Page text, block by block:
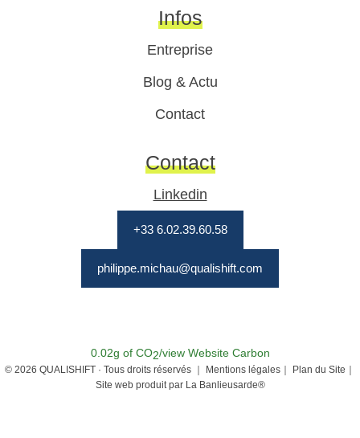
Infos
Entreprise
Blog & Actu
Contact
Contact
Linkedin
+33 6.02.39.60.58
philippe.michau@qualishift.com
0.02g of CO2/view Website Carbon
© 2026 QUALISHIFT · Tous droits réservés ｜ Mentions légales｜ Plan du Site｜
Site web produit par La Banlieusarde®